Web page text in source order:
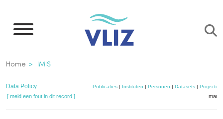
naar
inhoud
gaan
Kruimelpad
Home IMIS
Data Policy Publicaties| Instituten | Personen | Datasets| Projecten
[ meld een fout in dit record ]